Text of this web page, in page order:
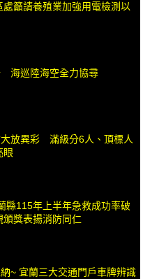
籲請養殖業加強用電檢測以
海巡陸海空全力協尋
大放異彩 滿級分6人、頂標人
眼
縣115年上半年急救成功率破
獎表揚消防同仁
~ 宜蘭三大交通門戶車牌辨識